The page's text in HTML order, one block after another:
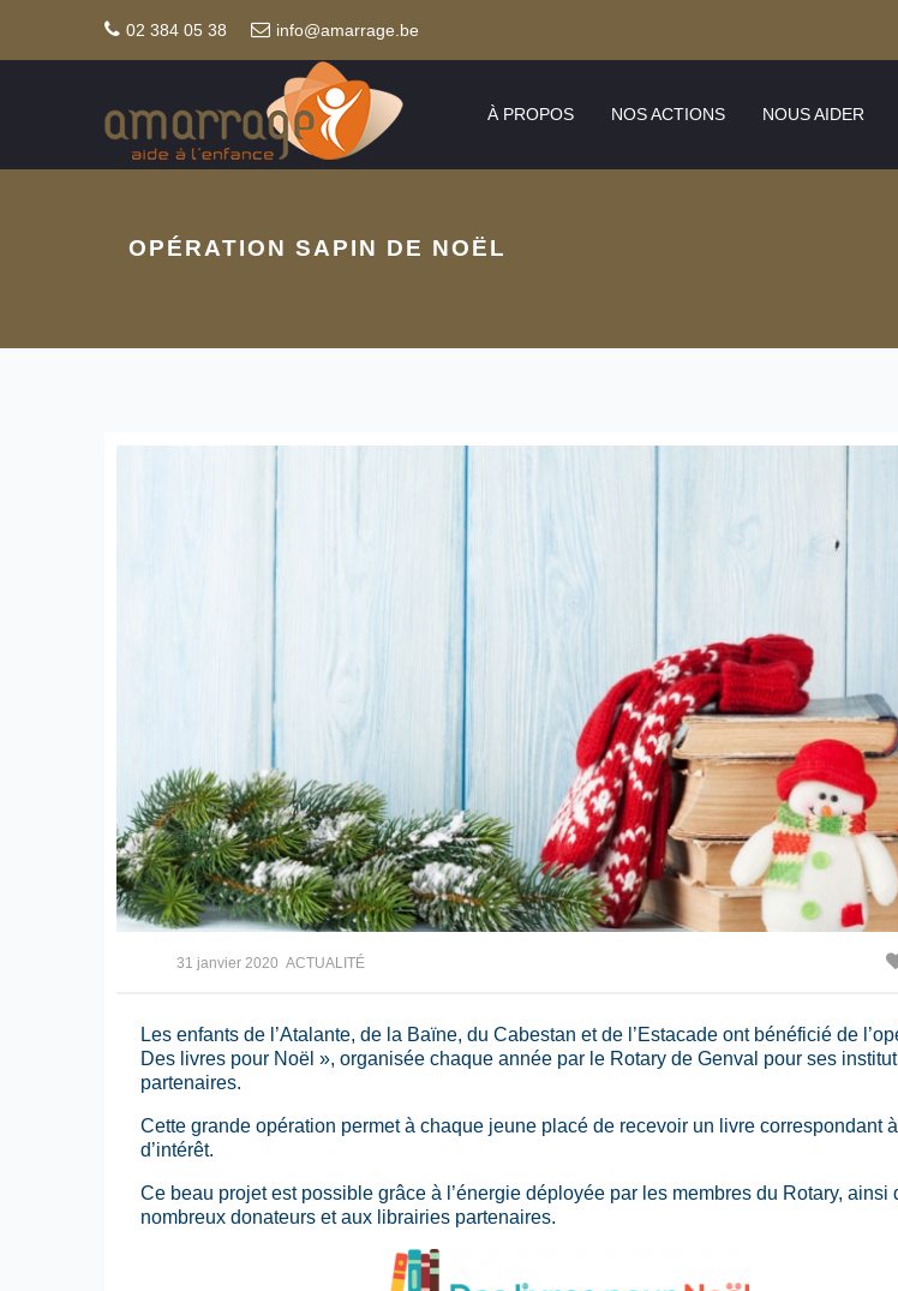
02 384 05 38 info@amarrage.be
À PROPOS NOS ACTIONS NOUS AIDER
OPÉRATION SAPIN DE NOËL
31 janvier 2020 ACTUALITÉ
Les enfants de l’Atalante, de la Baïne, du Cabestan et de l’Estacade ont bénéficié de
Des livres pour Noël », organisée chaque année par le Rotary de Genval pour ses
partenaires.
Cette grande opération permet à chaque jeune placé de recevoir un livre correspondant
d’intérêt.
Ce beau projet est possible grâce à l’énergie déployée par les membres du Rotary, ainsi
nombreux donateurs et aux librairies partenaires.